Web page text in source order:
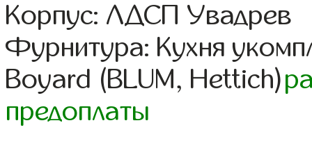
Корпус: ЛДСП Увадрев
Фурнитура: Кухня
Boyard (BLUM, Hettich)
предоплаты